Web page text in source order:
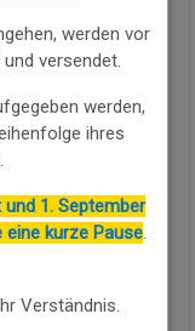
Braunton wird
Maßen
Design
Weide, der einen
ermöglicht. Der
werden vor
versendet.
werden,
ihres
1. September
kurze Pause.
Verständnis.